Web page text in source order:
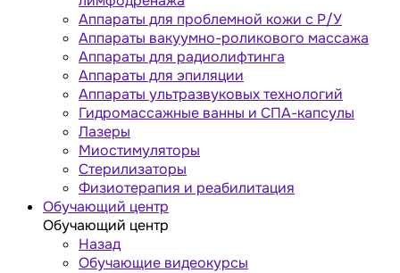
Аппараты для проблемной кожи с Р/У
Аппараты вакуумно-роликового массажа
Аппараты для радиолифтинга
Аппараты для эпиляции
Аппараты ультразвуковых технологий
Гидромассажные ванны и СПА-капсулы
Лазеры
Миостимуляторы
Стерилизаторы
Физиотерапия и реабилитация
Обучающий центр
Обучающий центр
Назад
Обучающие видеокурсы